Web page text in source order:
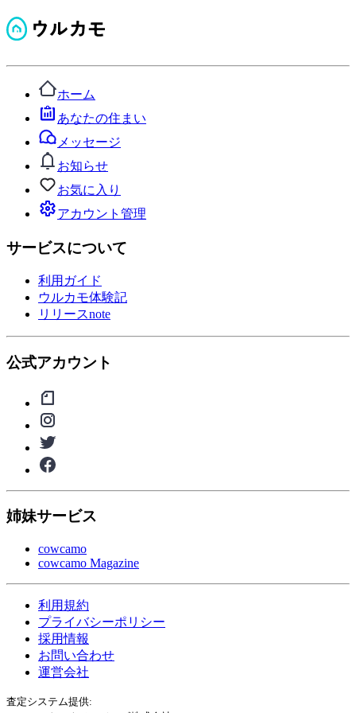
ホーム
あなたの住まい
メッセージ
お知らせ
お気に入り
アカウント管理
サービスについて
利用ガイド
ウルカモ体験記
リリースnote
公式アカウント
姉妹サービス
cowcamo
cowcamo Magazine
利用規約
プライバシーポリシー
採用情報
お問い合わせ
運営会社
査定システム提供: